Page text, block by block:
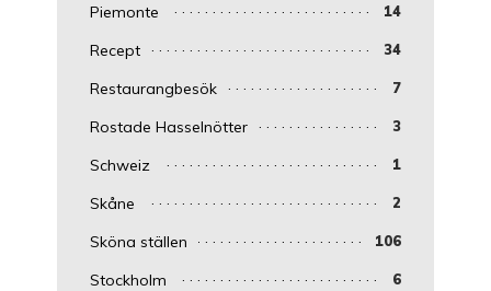
Piemonte 14
Recept 34
Restaurangbesök 7
Rostade Hasselnötter 3
Schweiz 1
Skåne 2
Sköna ställen 106
Stockholm 6